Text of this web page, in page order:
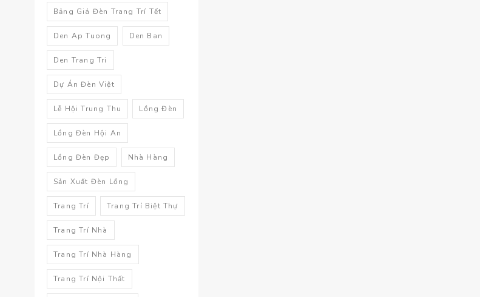
Bảng Giá Đèn Trang Trí Tết
Den Ap Tuong Den Ban
Den Trang Tri
Dự Án Đèn Việt
Lễ Hội Trung Thu Lồng Đèn
Lồng Đèn Hội An
Lồng Đèn Đẹp Nhà Hàng
Sản Xuất Đèn Lồng
Trang Trí Trang Trí Biệt Thự
Trang Trí Nhà
Trang Trí Nhà Hàng
Trang Trí Nội Thất